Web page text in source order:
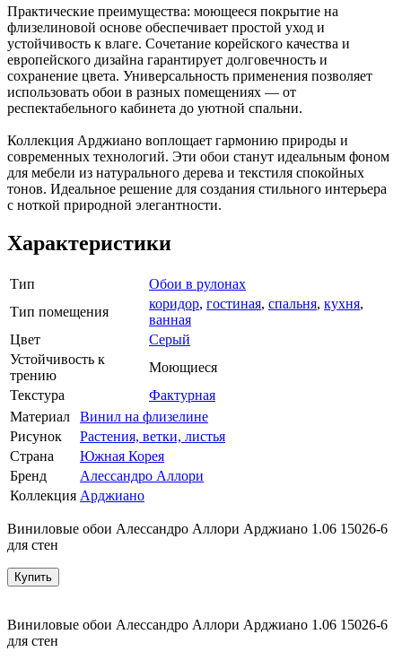
Практические преимущества: моющееся покрытие на
флизелиновой основе обеспечивает простой уход и
устойчивость к влаге. Сочетание корейского качества и
европейского дизайна гарантирует долговечность и
сохранение цвета. Универсальность применения позволяет
использовать обои в разных помещениях — от
респектабельного кабинета до уютной спальни.
Коллекция Арджиано воплощает гармонию природы и
современных технологий. Эти обои станут идеальным фоном
для мебели из натурального дерева и текстиля спокойных
тонов. Идеальное решение для создания стильного интерьера
с ноткой природной элегантности.
Характеристики
Тип
Обои в рулонах
Тип помещения
коридор, гостиная, спальня, кухня,
ванная
Цвет
Серый
Устойчивость к
трению
Моющиеся
Текстура
Фактурная
Материал
Винил на флизелине
Рисунок
Растения, ветки, листья
Страна
Южная Корея
Бренд
Алессандро Аллори
Коллекция Арджиано
Виниловые обои Алессандро Аллори Арджиано 1.06 15026-6
для стен
Купить
Виниловые обои Алессандро Аллори Арджиано 1.06 15026-6
для стен